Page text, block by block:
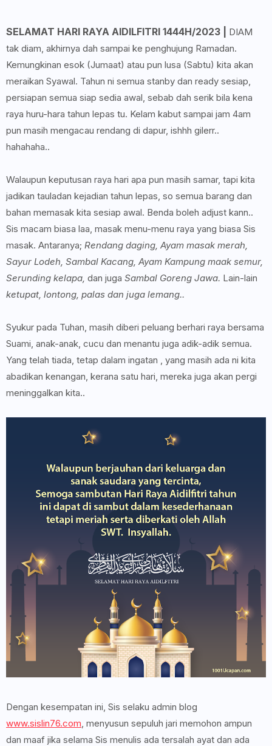
SELAMAT HARI RAYA AIDILFITRI 1444H/2023 |
DIAM
tak diam, akhirnya dah sampai ke penghujung Ramadan.
Kemungkinan esok (Jumaat) atau pun lusa (Sabtu) kita akan
meraikan Syawal. Tahun ni semua stanby dan ready sesiap,
persiapan semua siap sedia awal, sebab dah serik bila kena
raya huru-hara tahun lepas tu. Kelam kabut sampai jam 4am
pun masih mengacau rendang di dapur, ishhh gilerr..
hahahaha..
Walaupun keputusan raya hari apa pun masih samar, tapi kita
jadikan tauladan kejadian tahun lepas, so semua barang dan
bahan memasak kita sesiap awal. Benda boleh adjust kann..
Sis macam biasa laa, masak menu-menu raya yang biasa Sis
masak. Antaranya; Rendang daging, Ayam masak merah,
Sayur Lodeh, Sambal Kacang, Ayam Kampung maak semur,
Serunding kelapa, dan juga Sambal Goreng Jawa. Lain-lain
ketupat, lontong, palas dan juga lemang..
Syukur pada Tuhan, masih diberi peluang berhari raya bersama
Suami, anak-anak, cucu dan menantu juga adik-adik semua.
Yang telah tiada, tetap dalam ingatan , yang masih ada ni kita
abadikan kenangan, kerana satu hari, mereka juga akan pergi
meninggalkan kita..
Dengan kesempatan ini, Sis selaku admin blog
www.sislin76.com, menyusun sepuluh jari memohon ampun
dan maaf jika selama Sis menulis ada tersalah ayat dan ada